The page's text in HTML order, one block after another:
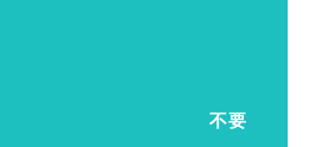
不要